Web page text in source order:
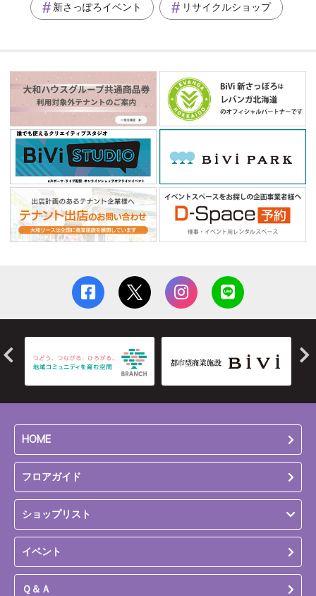
新さっぽろイベント リサイクルショップ
HOME
フロアガイド
ショップリスト
イベント
Ｑ＆Ａ